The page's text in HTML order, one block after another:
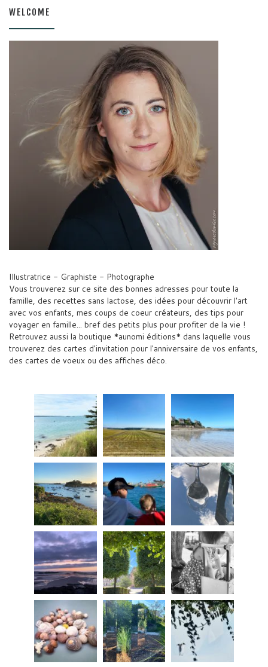
WELCOME
Illustratrice - Graphiste - Photographe
Vous trouverez sur ce site des bonnes adresses pour toute la
famille, des recettes sans lactose, des idées pour découvrir l'art
avec vos enfants, mes coups de coeur créateurs, des tips pour
voyager en famille... bref des petits plus pour profiter de la vie !
Retrouvez aussi la boutique *aunomi éditions* dans laquelle vous
trouverez des cartes d'invitation pour l'anniversaire de vos enfants,
des cartes de voeux ou des affiches déco.